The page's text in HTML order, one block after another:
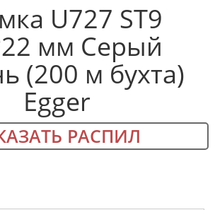
U727 ST9
мм Серый
(200 м бухта)
Egger
РАСПИЛ